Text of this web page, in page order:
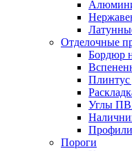
Отделочные
Бордюр
Углы
Пороги